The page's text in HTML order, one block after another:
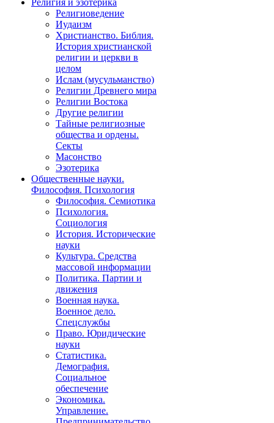
Религия и эзотерика
Религиоведение
Иудаизм
Христианство. Библия.
История христианской
религии и церкви в
целом
Ислам (мусульманство)
Религии Древнего мира
Религии Востока
Другие религии
Тайные религиозные
общества и ордены.
Секты
Масонство
Эзотерика
Общественные науки.
Философия. Психология
Философия. Семиотика
Психология.
Социология
История. Исторические
науки
Культура. Средства
массовой информации
Политика. Партии и
движения
Военная наука.
Военное дело.
Спецслужбы
Право. Юридические
науки
Статистика.
Демография.
Социальное
обеспечение
Экономика.
Управление.